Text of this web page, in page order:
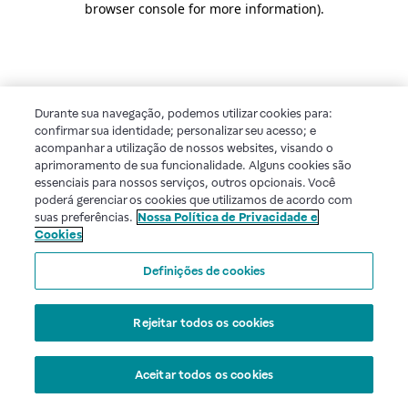
browser console for more information).
Durante sua navegação, podemos utilizar cookies para:
confirmar sua identidade; personalizar seu acesso; e
acompanhar a utilização de nossos websites, visando o
aprimoramento de sua funcionalidade. Alguns cookies são
essenciais para nossos serviços, outros opcionais. Você
poderá gerenciar os cookies que utilizamos de acordo com
suas preferências. Nossa Política de Privacidade e
Cookies
Definições de cookies
Rejeitar todos os cookies
Aceitar todos os cookies